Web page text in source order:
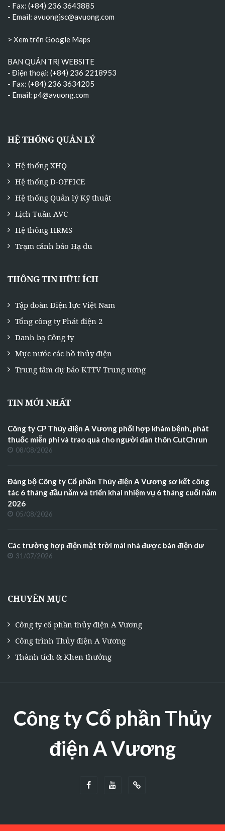
- Fax: (+84) 236 3643885
- Email: avuongjsc@avuong.com
> Xem trên Google Maps
BAN QUẢN TRỊ WEBSITE
- Điện thoại: (+84) 236 2218953
- Fax: (+84) 236 3634205
- Email: p4@avuong.com
HỆ THỐNG QUẢN LÝ
Hệ thống XHQ
Hệ thống D-OFFICE
Hệ thống Quản lý Kỹ thuật
Lịch Tuần AVC
Hệ thống HRMS
Trạm cảnh báo Hạ du
THÔNG TIN HỮU ÍCH
Tập đoàn Điện lực Việt Nam
Tổng công ty Phát điện 2
Danh bạ Công ty
Mực nước các hồ thủy điện
Trung tâm dự báo KTTV Trung ương
TIN MỚI NHẤT
Công ty CP Thủy điện A Vương phối hợp khám bệnh, phát
thuốc miễn phí và trao quà cho người dân thôn CutChrun
08/08/2026
Đảng bộ Công ty Cổ phần Thủy điện A Vương sơ kết công
tác 6 tháng đầu năm và triển khai nhiệm vụ 6 tháng cuối năm
2026
05/08/2026
Các trường hợp điện mặt trời mái nhà được bán điện dư
31/07/2026
CHUYÊN MỤC
Công ty cổ phần thủy điện A Vương
Công trình Thủy điện A Vương
Thành tích & Khen thưởng
Công ty Cổ phần Thủy
điện A Vương